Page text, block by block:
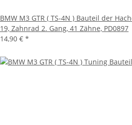
BMW M3 GTR ( TS-4N ) Bauteil der
19, Zahnrad 2. Gang, 41 Zähne, PD0897
14,90 € *